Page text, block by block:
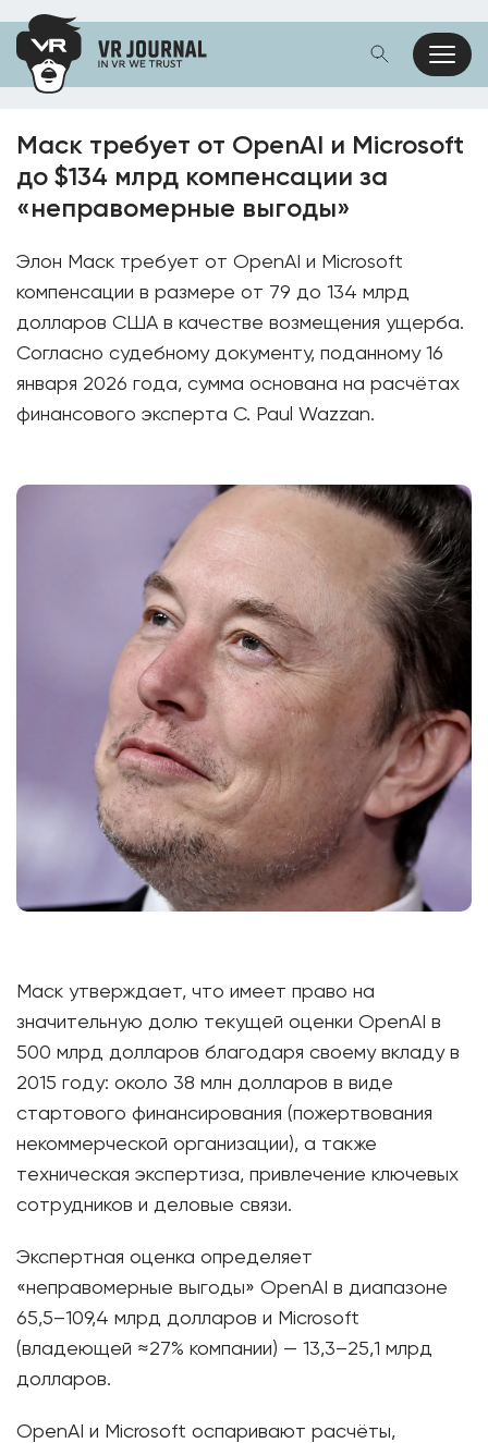
Маск требует от OpenAI и Microsoft
до $134 млрд компенсации за
«неправомерные выгоды»
Элон Маск требует от OpenAI и Microsoft
компенсации в размере от 79 до 134 млрд
долларов США в качестве возмещения ущерба.
Согласно судебному документу, поданному 16
января 2026 года, сумма основана на расчётах
финансового эксперта C. Paul Wazzan.
Маск утверждает, что имеет право на
значительную долю текущей оценки OpenAI в
500 млрд долларов благодаря своему вкладу в
2015 году: около 38 млн долларов в виде
стартового финансирования (пожертвования
некоммерческой организации), а также
техническая экспертиза, привлечение ключевых
сотрудников и деловые связи.
Экспертная оценка определяет
«неправомерные выгоды» OpenAI в диапазоне
65,5–109,4 млрд долларов и Microsoft
(владеющей ≈27% компании) — 13,3–25,1 млрд
долларов.
OpenAI и Microsoft оспаривают расчёты,